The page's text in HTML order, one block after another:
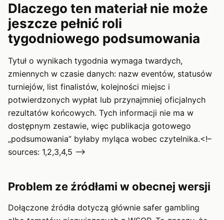
Dlaczego ten materiał nie może
jeszcze pełnić roli
tygodniowego podsumowania
Tytuł o wynikach tygodnia wymaga twardych,
zmiennych w czasie danych: nazw eventów, statusów
turniejów, list finalistów, kolejności miejsc i
potwierdzonych wypłat lub przynajmniej oficjalnych
rezultatów końcowych. Tych informacji nie ma w
dostępnym zestawie, więc publikacja gotowego
„podsumowania” byłaby myląca wobec czytelnika.<!–
sources: 1,2,3,4,5 –>
Problem ze źródłami w obecnej wersji
Dołączone źródła dotyczą głównie safer gambling